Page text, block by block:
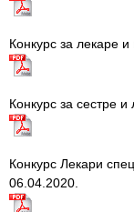
Конкурс за лекаре
Конкурс за сестре
Конкурс Лекари
06.04.2020.